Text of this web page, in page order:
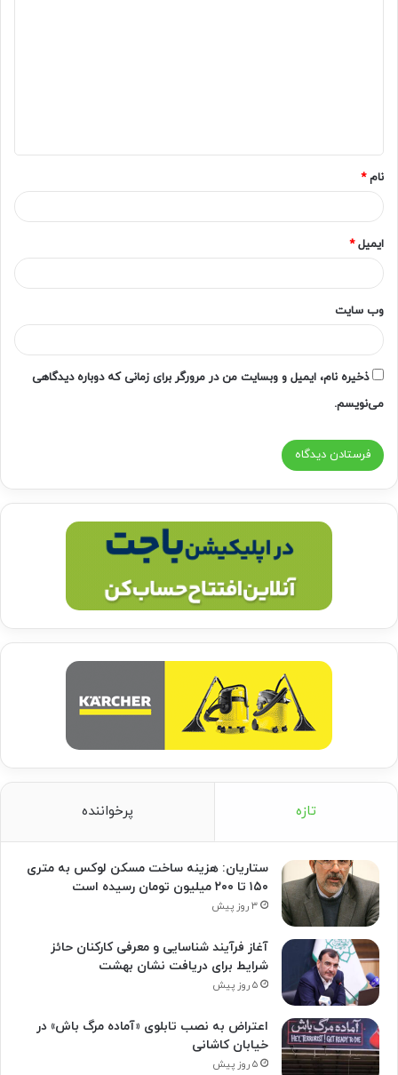
*
نام*
ایمیل*
وب‌ سایت
ذخیره نام، ایمیل و وبسایت من در مرورگر برای زمانی که دوباره دیدگاهی
می‌نویسم.
تازه پرخواننده
ستاریان: هزینه ساخت مسکن لوکس به متری
۱۵۰ تا ۲۰۰ میلیون تومان رسیده است
۳ روز پیش
آغاز فرآیند شناسایی و معرفی کارکنان حائز
شرایط برای دریافت نشان بهشت
۵ روز پیش
اعتراض به نصب تابلوی «آماده مرگ باش» در
خیابان کاشانی
۵ روز پیش